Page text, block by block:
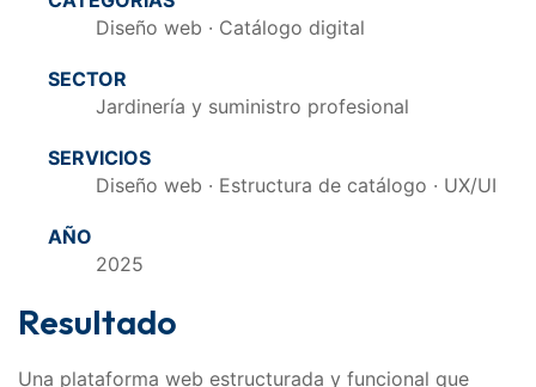
Diseño web · Catálogo digital
SECTOR
Jardinería y suministro profesional
SERVICIOS
Diseño web · Estructura de catálogo · UX/UI
AÑO
2025
Resultado
Una plataforma web estructurada y funcional que